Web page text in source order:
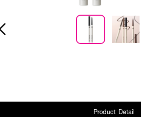
Product Detail